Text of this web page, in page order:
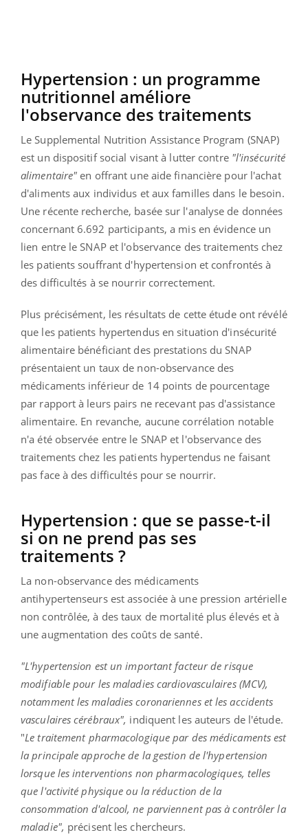
Hypertension : un programme
nutritionnel améliore
l'observance des traitements
Le Supplemental Nutrition Assistance Program (SNAP)
est un dispositif social visant à lutter contre "l'insécurité
alimentaire" en offrant une aide financière pour l'achat
d'aliments aux individus et aux familles dans le besoin.
Une récente recherche, basée sur l'analyse de données
concernant 6.692 participants, a mis en évidence un
lien entre le SNAP et l'observance des traitements chez
les patients souffrant d'hypertension et confrontés à
des difficultés à se nourrir correctement.
Plus précisément, les résultats de cette étude ont révélé
que les patients hypertendus en situation d'insécurité
alimentaire bénéficiant des prestations du SNAP
présentaient un taux de non-observance des
médicaments inférieur de 14 points de pourcentage
par rapport à leurs pairs ne recevant pas d'assistance
alimentaire. En revanche, aucune corrélation notable
n'a été observée entre le SNAP et l'observance des
traitements chez les patients hypertendus ne faisant
pas face à des difficultés pour se nourrir.
Hypertension : que se passe-t-il
si on ne prend pas ses
traitements ?
La non-observance des médicaments
antihypertenseurs est associée à une pression artérielle
non contrôlée, à des taux de mortalité plus élevés et à
une augmentation des coûts de santé.
"L'hypertension est un important facteur de risque
modifiable pour les maladies cardiovasculaires (MCV),
notamment les maladies coronariennes et les accidents
vasculaires cérébraux", indiquent les auteurs de l'étude.
"Le traitement pharmacologique par des médicaments est
la principale approche de la gestion de l'hypertension
lorsque les interventions non pharmacologiques, telles
que l'activité physique ou la réduction de la
consommation d'alcool, ne parviennent pas à contrôler la
maladie", précisent les chercheurs.